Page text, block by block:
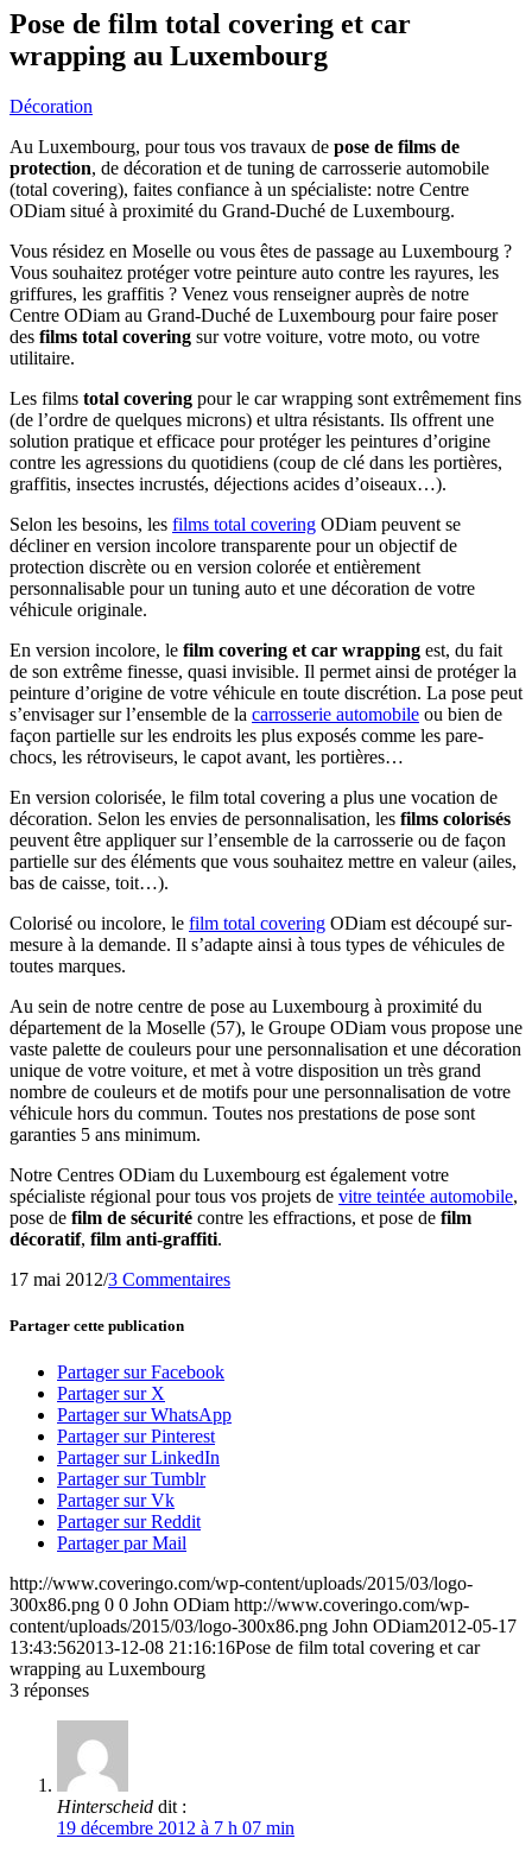
Pose de film total covering et car
wrapping au Luxembourg
Décoration
Au Luxembourg, pour tous vos travaux de pose de films de
protection, de décoration et de tuning de carrosserie automobile
(total covering), faites confiance à un spécialiste: notre Centre
ODiam situé à proximité du Grand-Duché de Luxembourg.
Vous résidez en Moselle ou vous êtes de passage au Luxembourg ?
Vous souhaitez protéger votre peinture auto contre les rayures, les
griffures, les graffitis ? Venez vous renseigner auprès de notre
Centre ODiam au Grand-Duché de Luxembourg pour faire poser
des films total covering sur votre voiture, votre moto, ou votre
utilitaire.
Les films total covering pour le car wrapping sont extrêmement fins
(de l’ordre de quelques microns) et ultra résistants. Ils offrent une
solution pratique et efficace pour protéger les peintures d’origine
contre les agressions du quotidiens (coup de clé dans les portières,
graffitis, insectes incrustés, déjections acides d’oiseaux…).
Selon les besoins, les films total covering ODiam peuvent se
décliner en version incolore transparente pour un objectif de
protection discrète ou en version colorée et entièrement
personnalisable pour un tuning auto et une décoration de votre
véhicule originale.
En version incolore, le film covering et car wrapping est, du fait
de son extrême finesse, quasi invisible. Il permet ainsi de protéger la
peinture d’origine de votre véhicule en toute discrétion. La pose peut
s’envisager sur l’ensemble de la carrosserie automobile ou bien de
façon partielle sur les endroits les plus exposés comme les pare-
chocs, les rétroviseurs, le capot avant, les portières…
En version colorisée, le film total covering a plus une vocation de
décoration. Selon les envies de personnalisation, les films colorisés
peuvent être appliquer sur l’ensemble de la carrosserie ou de façon
partielle sur des éléments que vous souhaitez mettre en valeur (ailes,
bas de caisse, toit…).
Colorisé ou incolore, le film total covering ODiam est découpé sur-
mesure à la demande. Il s’adapte ainsi à tous types de véhicules de
toutes marques.
Au sein de notre centre de pose au Luxembourg à proximité du
département de la Moselle (57), le Groupe ODiam vous propose une
vaste palette de couleurs pour une personnalisation et une décoration
unique de votre voiture, et met à votre disposition un très grand
nombre de couleurs et de motifs pour une personnalisation de votre
véhicule hors du commun. Toutes nos prestations de pose sont
garanties 5 ans minimum.
Notre Centres ODiam du Luxembourg est également votre
spécialiste régional pour tous vos projets de vitre teintée automobile,
pose de film de sécurité contre les effractions, et pose de film
décoratif, film anti-graffiti.
17 mai 2012/3 Commentaires
Partager cette publication
Partager sur Facebook
Partager sur X
Partager sur WhatsApp
Partager sur Pinterest
Partager sur LinkedIn
Partager sur Tumblr
Partager sur Vk
Partager sur Reddit
Partager par Mail
http://www.coveringo.com/wp-content/uploads/2015/03/logo-
300x86.png 0 0 John ODiam http://www.coveringo.com/wp-
content/uploads/2015/03/logo-300x86.png John ODiam2012-05-17
13:43:562013-12-08 21:16:16Pose de film total covering et car
wrapping au Luxembourg
3 réponses
Hinterscheid dit :
19 décembre 2012 à 7 h 07 min